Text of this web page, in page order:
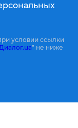
условии ссылки
" не ниже